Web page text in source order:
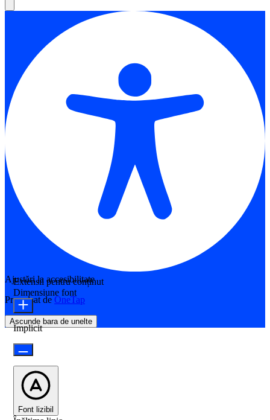
Ajustări la accesibilitate
Propulsat de OneTap
Ascunde bara de unelte
Extensii pentru conținut
Dimensiune font
Implicit
Font lizibil